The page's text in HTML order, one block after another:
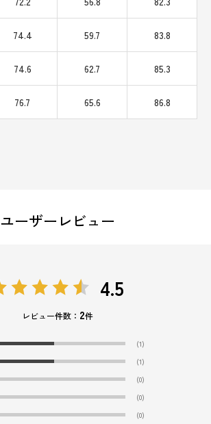
74.4 59.7 83.8
74.6 62.7 85.3
76.7 65.6 86.8
ユーザーレビュー
4.5
レビュー件数： 2件
(1)
(1)
(0)
(0)
(0)